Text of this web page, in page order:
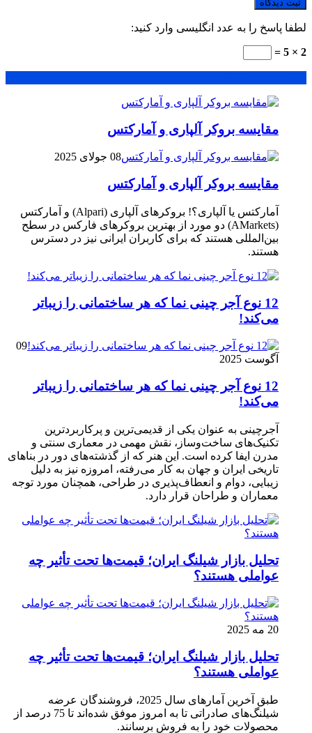
لطفا پاسخ را به عدد انگلیسی وارد کنید:
2 × 5 =
مقایسه بروکر آلپاری و آمارکتس
08 جولای 2025
مقایسه بروکر آلپاری و آمارکتس
آمارکتس یا آلپاری؟! بروکرهای آلپاری (Alpari) و آمارکتس
(AMarkets) دو مورد از بهترین بروکرهای فارکس در سطح
بین‌المللی هستند که برای کاربران ایرانی نیز در دسترس
هستند.
12 نوع آجر چینی نما که هر ساختمانی را زیباتر
می‌کند!
09
آگوست 2025
12 نوع آجر چینی نما که هر ساختمانی را زیباتر
می‌کند!
آجرچینی به عنوان یکی از قدیمی‌ترین و پرکاربردترین
تکنیک‌های ساخت‌وساز، نقش مهمی در معماری سنتی و
مدرن ایفا کرده است. این هنر که از گذشته‌های دور در بناهای
تاریخی ایران و جهان به کار می‌رفته، امروزه نیز به دلیل
زیبایی، دوام و انعطاف‌پذیری در طراحی، همچنان مورد توجه
معماران و طراحان قرار دارد.
تحلیل بازار شیلنگ ایران؛ قیمت‌ها تحت تأثیر چه
عواملی هستند؟
20 مه 2025
تحلیل بازار شیلنگ ایران؛ قیمت‌ها تحت تأثیر چه
عواملی هستند؟
طبق آخرین آمارهای سال 2025، فروشندگان عرضه
شیلنگ‌های صادراتی تا به امروز موفق شده‌اند تا 75 درصد از
محصولات خود را به فروش برسانند.